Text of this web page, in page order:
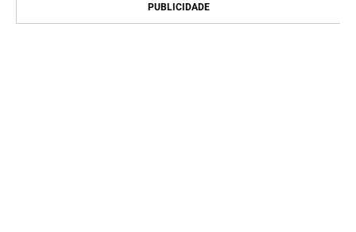
PUBLICIDADE